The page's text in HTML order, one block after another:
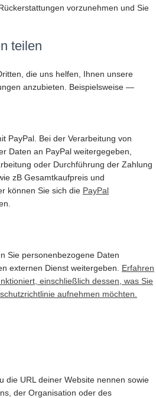
vorzunehmen und Sie
teilen
die uns helfen, Ihnen unsere
anzubieten. Beispielsweise —
PayPal. Bei der Verarbeitung von
Daten an PayPal weitergegeben,
oder Durchführung der Zahlung
zB Gesamtkaufpreis und
können Sie sich die PayPal
Sie personenbezogene Daten
externen Dienst weitergeben. Erfahren
einschließlich dessen, was Sie
aufnehmen möchten.
die URL deiner Website nennen sowie
der Organisation oder des